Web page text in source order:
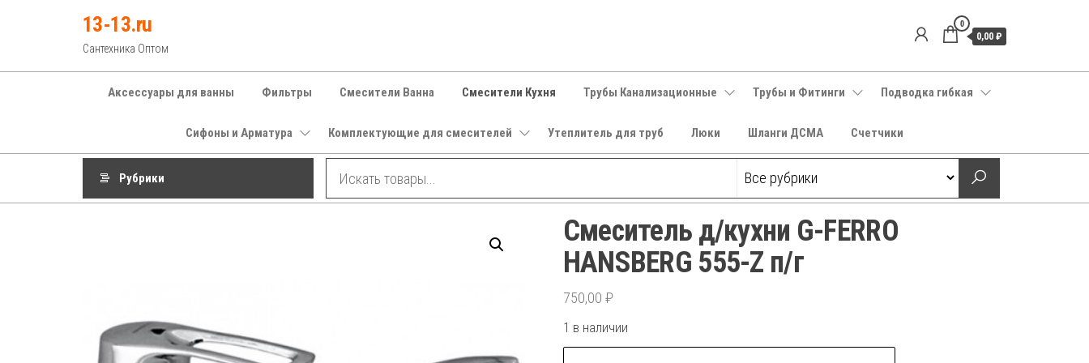
13-13.ru
Сантехника Оптом
0
0,00 ₽
Аксессуары для ванны Фильтры Смесители Ванна Смесители Кухня Трубы Канализационные Трубы и Фитинги Подводка гибкая
Сифоны и Арматура Комплектующие для смесителей Утеплитель для труб Люки Шланги ДСМА Счетчики
Рубрики
Смеситель д/кухни G-FERRO
HANSBERG 555-Z п/г
750,00 ₽
1 в наличии